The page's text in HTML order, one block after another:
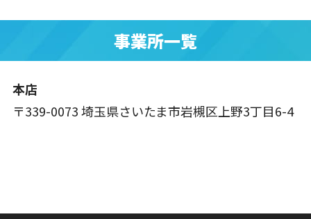
事業所一覧
本店
〒339-0073 埼玉県さいたま市岩槻区上野3丁目6-4